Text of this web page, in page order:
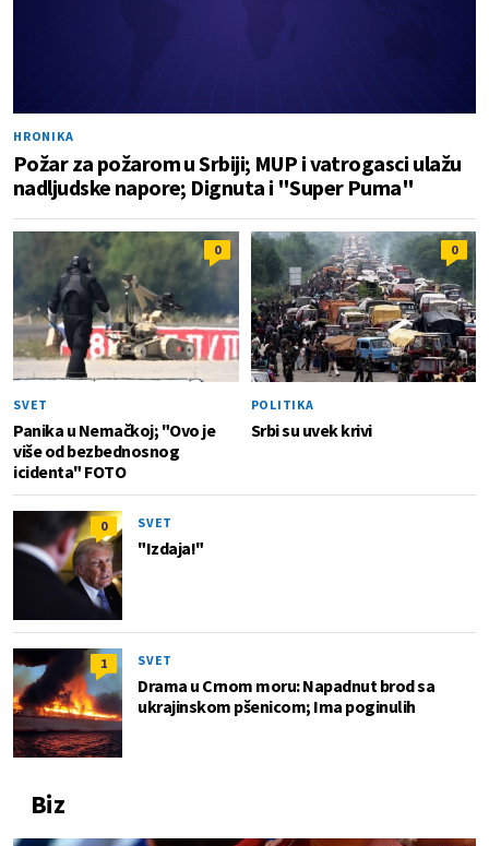
HRONIKA
Požar za požarom u Srbiji; MUP i vatrogasci ulažu
nadljudske napore; Dignuta i "Super Puma"
0
SVET
Panika u Nemačkoj; "Ovo je
više od bezbednosnog
icidenta" FOTO
0
POLITIKA
Srbi su uvek krivi
0 SVET
"Izdaja!"
1 SVET
Drama u Crnom moru: Napadnut brod sa
ukrajinskom pšenicom; Ima poginulih
Biz